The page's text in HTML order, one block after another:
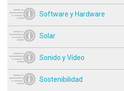
Software y Hardware
Solar
Sonido y Vídeo
Sostenibilidad